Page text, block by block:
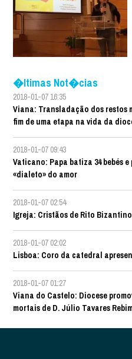
�ltimas Not�cias
2018-01-07 16:35
Viana: Transladação dos restos
fim de uma etapa na vida da
2018-01-07 09:43
Vaticano: Papa batiza 34 bebés
«dialeto» do amor
2018-01-07 02:54
Igreja: Cristãos de Rito
2018-01-07 02:02
Lisboa: Coro da catedral
2018-01-07 01:27
Viana do Castelo: Diocese
mortais de D. Júlio Tavares